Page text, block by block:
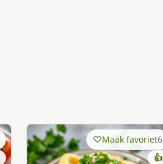
Maak favoriet6
👍